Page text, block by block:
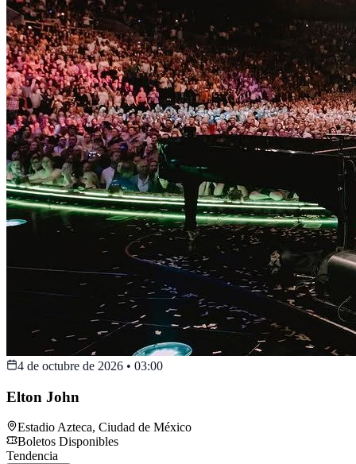
4 de octubre de 2026 • 03:00
Elton John
Estadio Azteca, Ciudad de México
Boletos Disponibles
Tendencia